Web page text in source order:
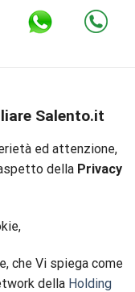
Salento.it
ed attenzione,
della Privacy
che Vi spiega come
della Holding